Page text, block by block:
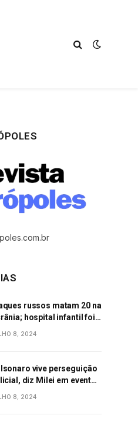
russos matam 20 na
hospital infantil foi
8, 2024
vive perseguição
diz Milei em evento
8, 2024